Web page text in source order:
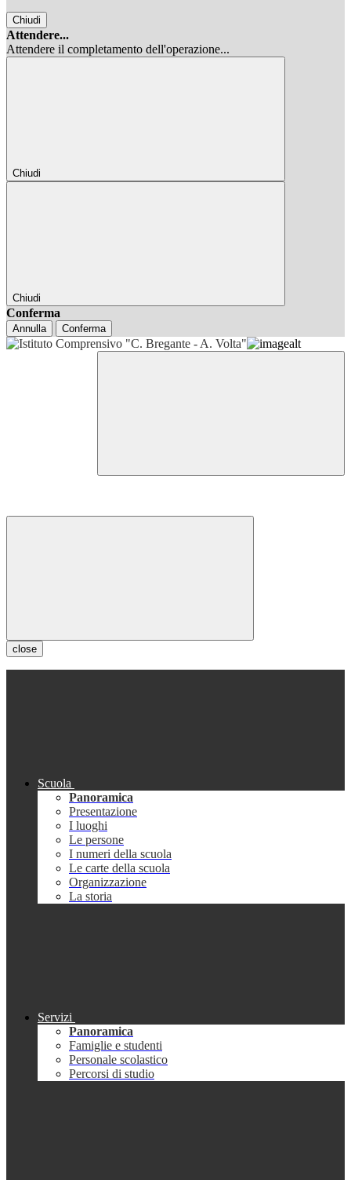
Chiudi
Attendere...
Attendere il completamento dell'operazione...
Chiudi
Chiudi
Conferma
Annulla Conferma
close
Scuola
Panoramica
Presentazione
I luoghi
Le persone
I numeri della scuola
Le carte della scuola
Organizzazione
La storia
Servizi
Panoramica
Famiglie e studenti
Personale scolastico
Percorsi di studio